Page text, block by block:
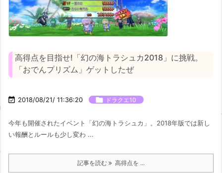
高得点を目指せ!「幻の海トラシュカ2018」に挑戦。
「おでんプリズム」ゲットしたぜ
 2018/08/21/ 11:36:20  ドラクエ10
今年も開催されたイベント「幻の海トラシュカ」。2018年版では新し
い報酬とルールも少し変わ ...
記事を読む 高得点を ...